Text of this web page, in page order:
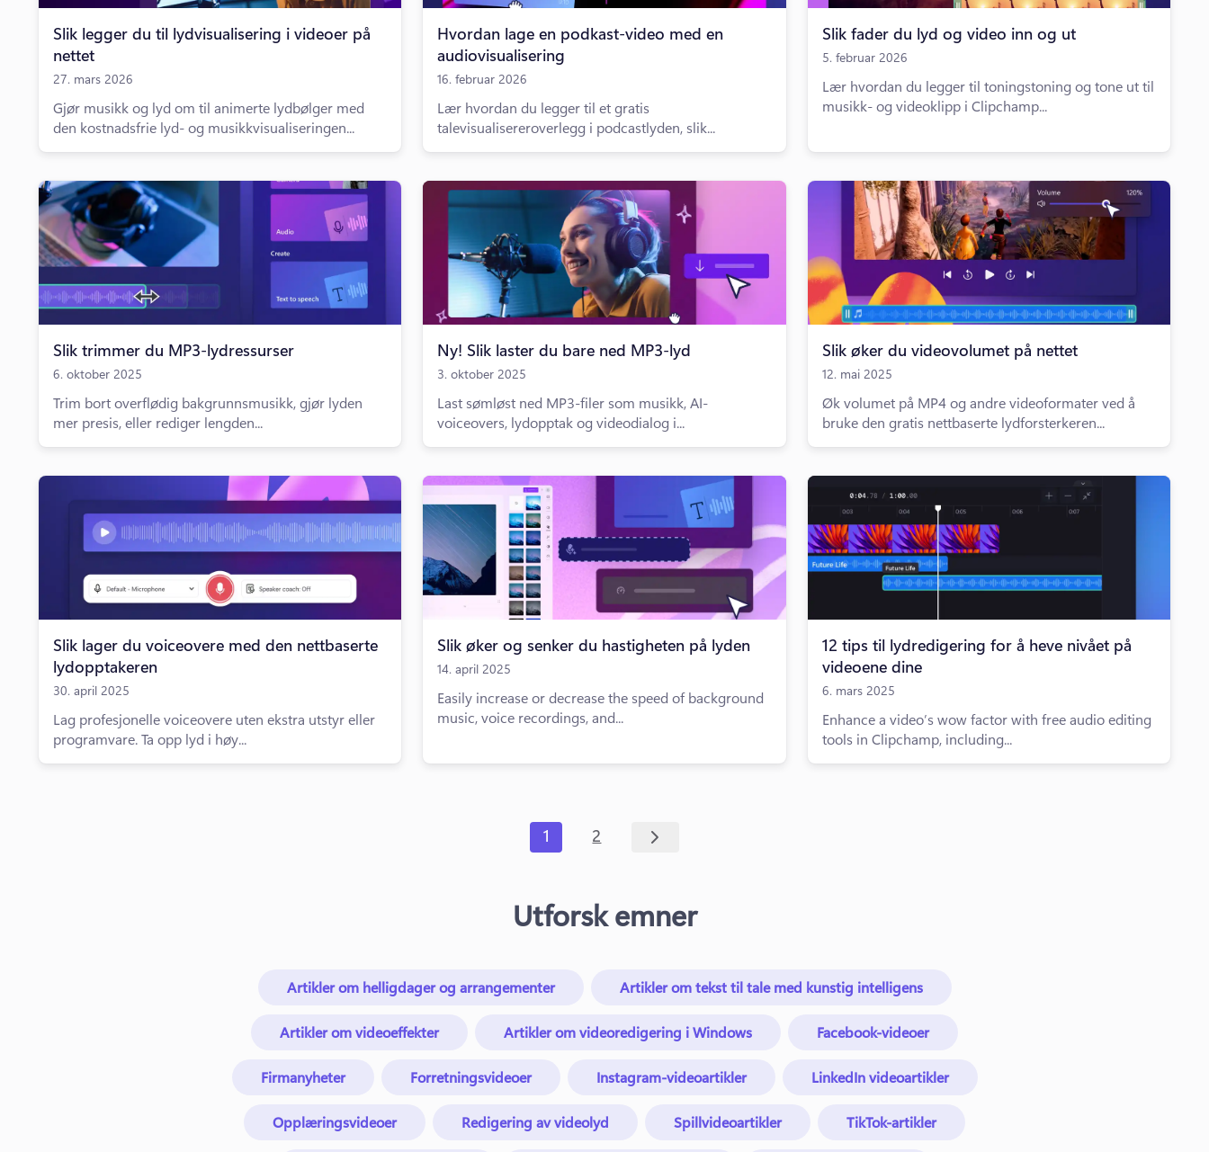
Slik legger du til lydvisualisering i videoer på
nettet
27. mars 2026
Gjør musikk og lyd om til animerte lydbølger med
den kostnadsfrie lyd- og musikkvisualiseringen...
Hvordan lage en podkast-video med en
audiovisualisering
16. februar 2026
Lær hvordan du legger til et gratis
talevisualisereroverlegg i podcastlyden, slik...
Slik fader du lyd og video inn og ut
5. februar 2026
Lær hvordan du legger til toningstoning og tone ut til
musikk- og videoklipp i Clipchamp...
Slik trimmer du MP3-lydressurser
6. oktober 2025
Trim bort overflødig bakgrunnsmusikk, gjør lyden
mer presis, eller rediger lengden...
Ny! Slik laster du bare ned MP3-lyd
3. oktober 2025
Last sømløst ned MP3-filer som musikk, AI-
voiceovers, lydopptak og videodialog i...
Slik øker du videovolumet på nettet
12. mai 2025
Øk volumet på MP4 og andre videoformater ved å
bruke den gratis nettbaserte lydforsterkeren...
Slik lager du voiceovere med den nettbaserte
lydopptakeren
30. april 2025
Lag profesjonelle voiceovere uten ekstra utstyr eller
programvare. Ta opp lyd i høy...
Slik øker og senker du hastigheten på lyden
14. april 2025
Easily increase or decrease the speed of background
music, voice recordings, and...
12 tips til lydredigering for å heve nivået på
videoene dine
6. mars 2025
Enhance a video’s wow factor with free audio editing
tools in Clipchamp, including...
1 2
Utforsk emner
Artikler om helligdager og arrangementer Artikler om tekst til tale med kunstig intelligens
Artikler om videoeffekter Artikler om videoredigering i Windows Facebook-videoer
Firmanyheter Forretningsvideoer Instagram-videoartikler LinkedIn videoartikler
Opplæringsvideoer Redigering av videolyd Spillvideoartikler TikTok-artikler